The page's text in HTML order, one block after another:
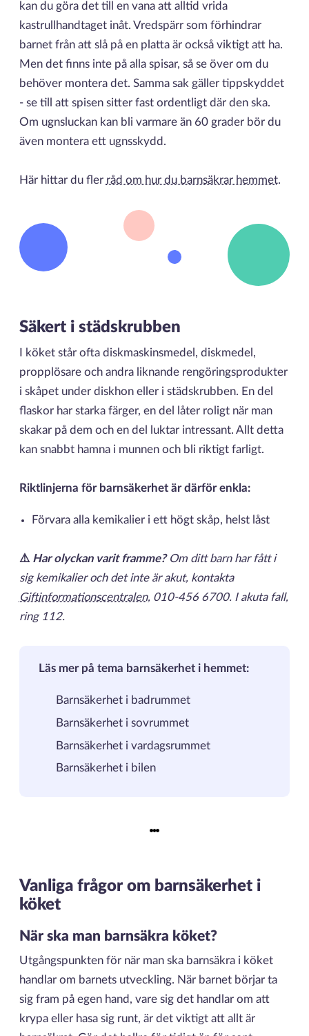
kan du göra det till en vana att alltid vrida
kastrullhandtaget inåt. Vredspärr som förhindrar
barnet från att slå på en platta är också viktigt att ha.
Men det finns inte på alla spisar, så se över om du
behöver montera det. Samma sak gäller tippskyddet
- se till att spisen sitter fast ordentligt där den ska.
Om ugnsluckan kan bli varmare än 60 grader bör du
även montera ett ugnsskydd.
Här hittar du fler råd om hur du barnsäkrar hemmet.
Säkert i städskrubben
I köket står ofta diskmaskinsmedel, diskmedel,
propplösare och andra liknande rengöringsprodukter
i skåpet under diskhon eller i städskrubben. En del
flaskor har starka färger, en del låter roligt när man
skakar på dem och en del luktar intressant. Allt detta
kan snabbt hamna i munnen och bli riktigt farligt.
Riktlinjerna för barnsäkerhet är därför enkla:
Förvara alla kemikalier i ett högt skåp, helst låst
⚠️ Har olyckan varit framme? Om ditt barn har fått i
sig kemikalier och det inte är akut, kontakta
Giftinformationscentralen, 010-456 6700. I akuta fall,
ring 112.
Läs mer på tema barnsäkerhet i hemmet:
Barnsäkerhet i badrummet
Barnsäkerhet i sovrummet
Barnsäkerhet i vardagsrummet
Barnsäkerhet i bilen
Vanliga frågor om barnsäkerhet i
köket
När ska man barnsäkra köket?
Utgångspunkten för när man ska barnsäkra i köket
handlar om barnets utveckling. När barnet börjar ta
sig fram på egen hand, vare sig det handlar om att
krypa eller hasa sig runt, är det viktigt att allt är